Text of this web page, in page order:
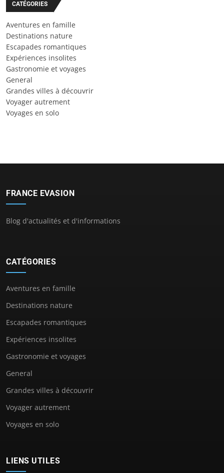
CATÉGORIES
Aventures en famille
Destinations nature
Escapades romantiques
Expériences insolites
Gastronomie et voyages
General
Grandes villes à découvrir
Voyager autrement
Voyages en solo
FRANCE EVASION
Blog d'actualités et d'informations
CATÉGORIES
Aventures en famille
Destinations nature
Escapades romantiques
Expériences insolites
Gastronomie et voyages
General
Grandes villes à découvrir
Voyager autrement
Voyages en solo
LIENS UTILES